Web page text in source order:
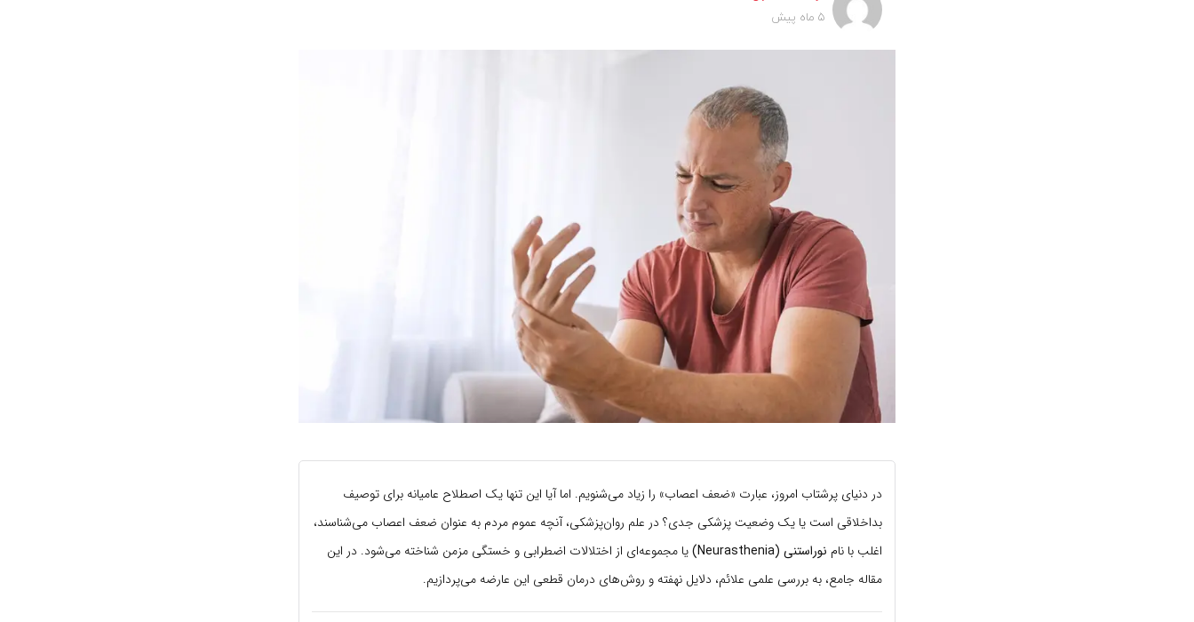
5 ماه پیش
در دنیای پرشتاب امروز، عبارت «ضعف اعصاب» را زیاد می‌شنویم. اما آیا این تنها یک اصطلاح عامیانه برای توصیف
بداخلاقی است یا یک وضعیت پزشکی جدی؟ در علم روان‌پزشکی، آنچه عموم مردم به عنوان ضعف اعصاب می‌شناسند،
اغلب با نام نوراستنی (Neurasthenia)
یا مجموعه‌ای از اختلالات اضطرابی و خستگی مزمن شناخته می‌شود. در این
مقاله جامع، به بررسی علمی علائم، دلایل نهفته و روش‌های درمان قطعی این عارضه می‌پردازیم.